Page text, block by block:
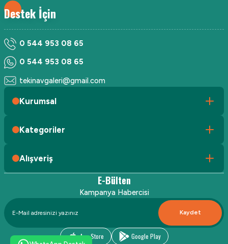
Destek İçin
0 544 953 08 65
0 544 953 08 65
tekinavgaleri@gmail.com
Kurumsal
Kategoriler
Alışveriş
E-Bülten
Kampanya Habercisi
Kaydet
App Store Google Play